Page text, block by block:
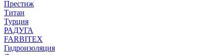
Престиж
Титан
Турция
РАДУГА
FARBITEX
Гидроизоляция